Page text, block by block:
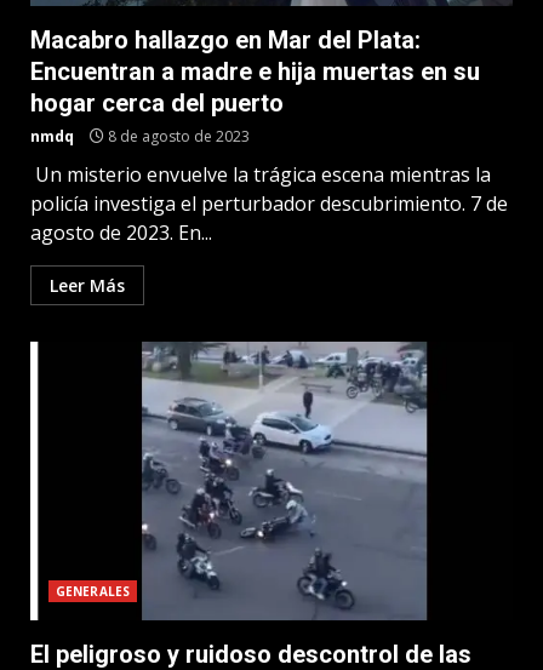
Macabro hallazgo en Mar del Plata:
Encuentran a madre e hija muertas en su
hogar cerca del puerto
nmdq 8 de agosto de 2023
Un misterio envuelve la trágica escena mientras la
policía investiga el perturbador descubrimiento. 7 de
agosto de 2023. En...
Leer Más
GENERALES
El peligroso y ruidoso descontrol de las